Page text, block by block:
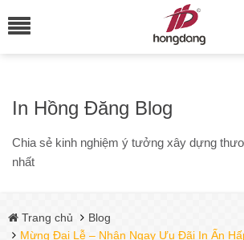
In Hồng Đăng Blog
Chia sẻ kinh nghiệm ý tưởng xây dựng
nhất
Trang chủ
Blog
Mừng Đại Lễ – Nhận Ngay Ưu Đãi In Ấn